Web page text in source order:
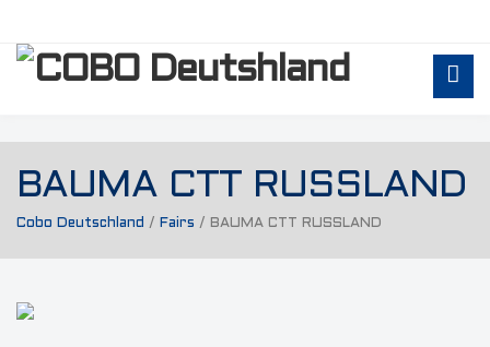
BAUMA CTT RUSSLAND
Cobo Deutschland / Fairs / BAUMA CTT RUSSLAND